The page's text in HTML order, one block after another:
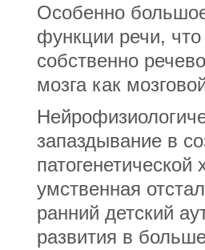
Особенно
функции речи,
собственно
мозга как
запаздывание в
патогенетической
умственная
ранний детский
развития в